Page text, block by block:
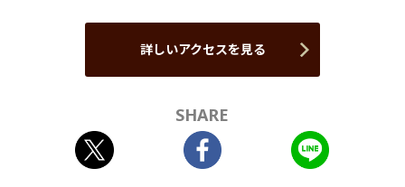
詳しいアクセスを見る
SHARE